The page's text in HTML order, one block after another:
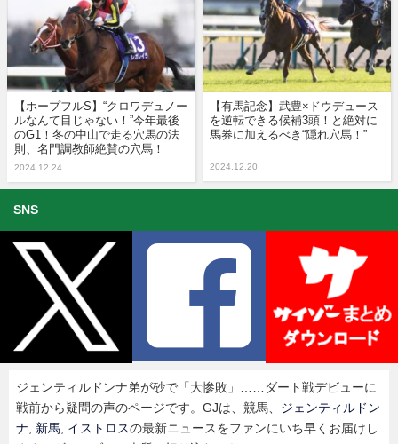
【ホープフルS】“クロワデュノー
ルなんて目じゃない！”今年最後
のG1！冬の中山で走る穴馬の法
則、名門調教師絶賛の穴馬！
2024.12.24
【有馬記念】武豊×ドウデュース
を逆転できる候補3頭！と絶対に
馬券に加えるべき“隠れ穴馬！”
2024.12.20
SNS
ジェンティルドンナ弟が砂で「大惨敗」……ダート戦デビューに
戦前から疑問の声のページです。GJは、競馬、 ジェンティルドン
ナ, 新馬, イストロスの最新ニュースをファンにいち早くお届けし